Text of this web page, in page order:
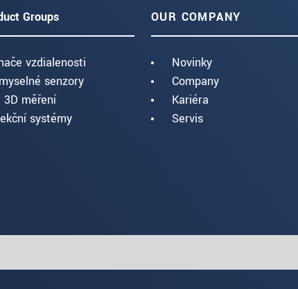
Groups
vzdialenosti
senzory
měření
systémy
OUR COMPANY
Novinky
Company
Kariéra
Servis